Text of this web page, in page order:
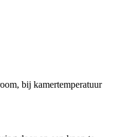
bij kamertemperatuur